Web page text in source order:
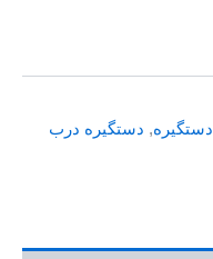
دستگیره, دستگیره درب